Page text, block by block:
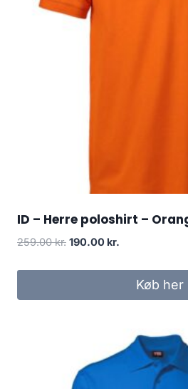
ID – Herre poloshirt –
259.00kr. Original
was:
190.00 kr.
is:
190.00 kr..
Køb her